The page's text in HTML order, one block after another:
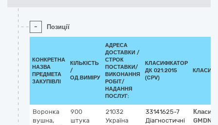
- Позиції
КОНКРЕТНА
НАЗВА
ПРЕДМЕТА
ЗАКУПІВЛІ
КІЛЬКІСТЬ
/
ОД.ВИМІРУ
АДРЕСА
ДОСТАВКИ /
СТРОК
ПОСТАВКИ/
ВИКОНАННЯ
РОБІТ/
НАДАННЯ
ПОСЛУГ:
КЛАСИФІКАТОР
ДК 021:2015
(CPV)
Воронка
вушна,
900
штука
21032
Україна
33141625-7
Діагностичні
GMDN-